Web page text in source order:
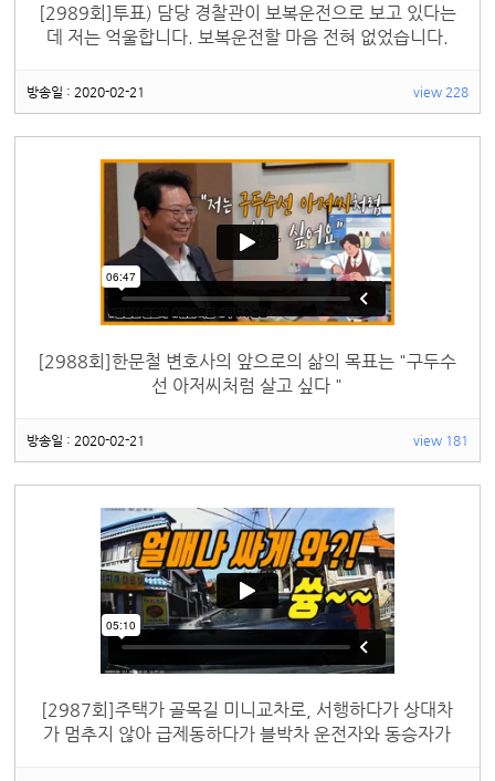
[2989회]투표) 담당 경찰관이 보복운전으로 보고 있다는
데 저는 억울합니다. 보복운전할 마음 전혀 없었습니다.
방송일 : 2020-02-21 view 228
[2988회]한문철 변호사의 앞으로의 삶의 목표는 "구두수
선 아저씨처럼 살고 싶다 "
방송일 : 2020-02-21 view 181
[2987회]주택가 골목길 미니교차로, 서행하다가 상대차
가 멈추지 않아 급제동하다가 블박차 운전자와 동승자가